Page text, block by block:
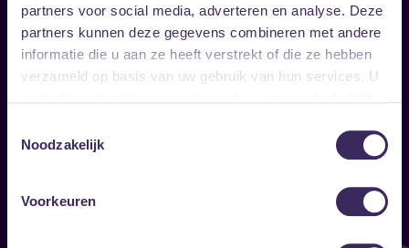
partners voor social media, adverteren en analyse. Deze
partners kunnen deze gegevens combineren met andere
informatie die u aan ze heeft verstrekt of die ze hebben
verzameld op basis van uw gebruik van hun services. U
Noodzakelijk
Voorkeuren
Home
Vrijwilligers
Verhuur
Disclaimer
Toegankelijkheid
Privacy & cookies
Follow
Onze nieuwsbrief ontvangen?